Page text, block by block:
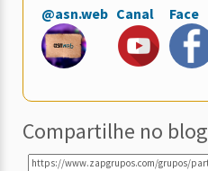
@asn.web Canal Face
Compartilhe no blog